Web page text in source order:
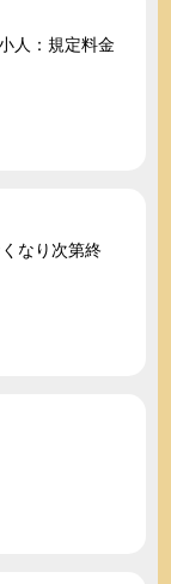
人：規定料金
なり次第終